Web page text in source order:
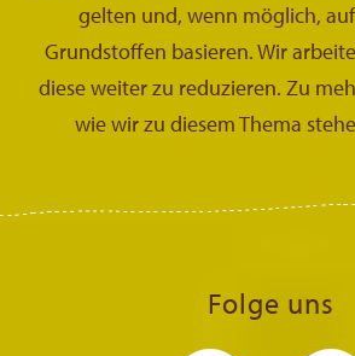
gelten und, wenn möglich,
Grundstoffen basieren. Wir
diese weiter zu reduzieren. Zu
wie wir zu diesem Thema
Folge uns